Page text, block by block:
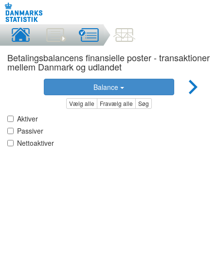
Betalingsbalancens finansielle poster - transaktioner
mellem Danmark og udlandet
Balance
Vælg alle Fravælg alle Søg
Aktiver
Passiver
Nettoaktiver